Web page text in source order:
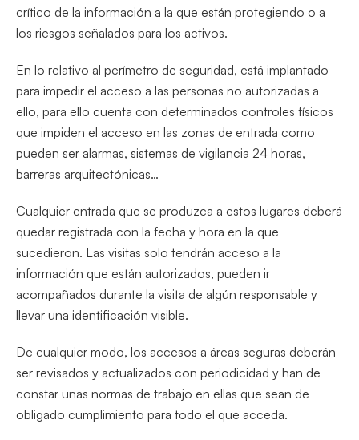
crítico de la información a la que están protegiendo o a
los riesgos señalados para los activos.
En lo relativo al perímetro de seguridad, está implantado
para impedir el acceso a las personas no autorizadas a
ello, para ello cuenta con determinados controles físicos
que impiden el acceso en las zonas de entrada como
pueden ser alarmas, sistemas de vigilancia 24 horas,
barreras arquitectónicas…
Cualquier entrada que se produzca a estos lugares deberá
quedar registrada con la fecha y hora en la que
sucedieron. Las visitas solo tendrán acceso a la
información que están autorizados, pueden ir
acompañados durante la visita de algún responsable y
llevar una identificación visible.
De cualquier modo, los accesos a áreas seguras deberán
ser revisados y actualizados con periodicidad y han de
constar unas normas de trabajo en ellas que sean de
obligado cumplimiento para todo el que acceda.